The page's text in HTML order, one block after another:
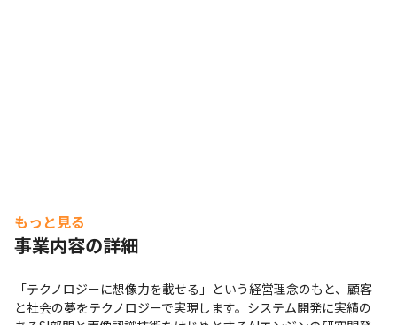
もっと見る
事業内容の詳細
「テクノロジーに想像力を載せる」という経営理念のもと、顧客
と社会の夢をテクノロジーで実現します。システム開発に実績の